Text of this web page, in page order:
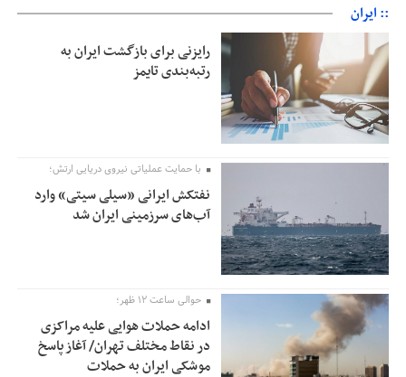
:: ایران
رایزنی برای بازگشت ایران به
رتبه‌بندی تایمز
با حمایت عملیاتی نیروی دریایی ارتش؛
نفتکش ایرانی «سیلی سیتی» وارد
آب‌های سرزمینی ایران شد
حوالی ساعت ۱۲ ظهر؛
ادامه حملات هوایی علیه مراکزی
در نقاط مختلف تهران/ آغاز پاسخ
موشکی ایران به حملات